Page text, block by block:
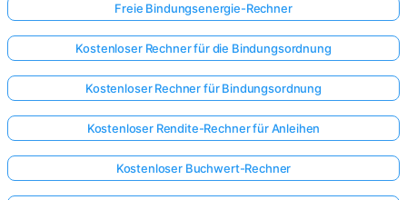
Freie Bindungsenergie-Rechner
Kostenloser Rechner für die Bindungsordnung
Kostenloser Rechner für Bindungsordnung
Kostenloser Rendite-Rechner für Anleihen
Kostenloser Buchwert-Rechner